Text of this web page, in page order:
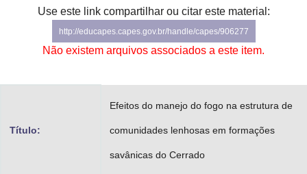
Secretaria de Governo
Gabinete de Segurança Institucional
Use este link compartilhar ou citar este material:
http://educapes.capes.gov.br/handle/capes/906277
Não existem arquivos associados a este item.
Título:
Efeitos do manejo do fogo na estrutura de
comunidades lenhosas em formações
savânicas do Cerrado